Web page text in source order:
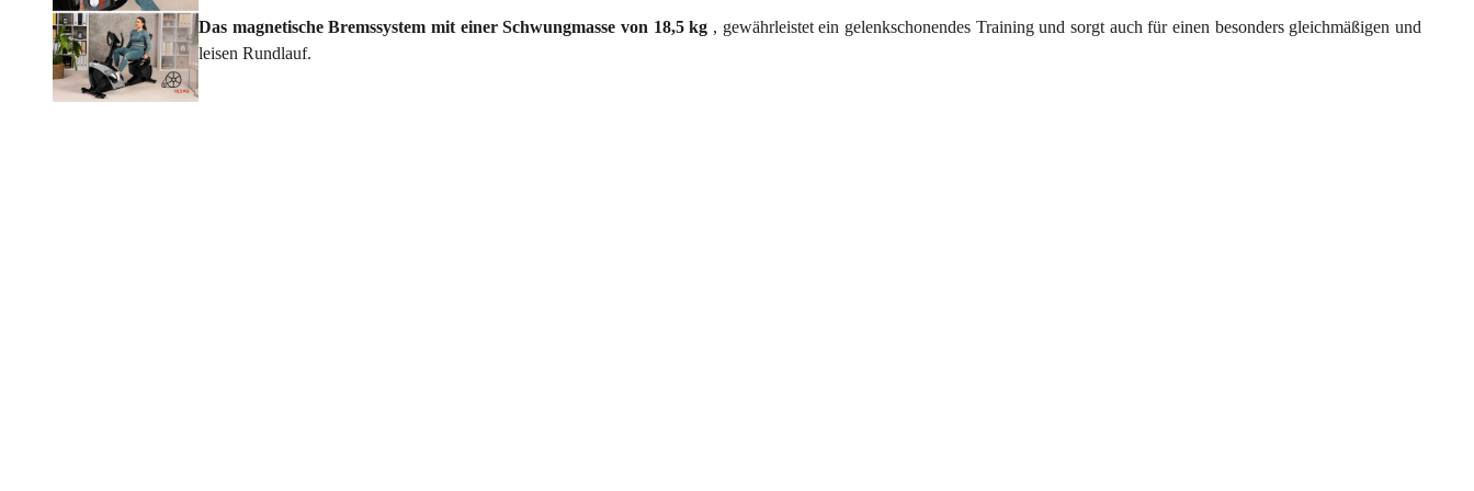
Das magnetische Bremssystem mit einer Schwungmasse von 18,5 kg , gewährleistet ein gelenkschonendes Training und sorgt auch für einen besonders gleichmäßigen und
leisen Rundlauf.